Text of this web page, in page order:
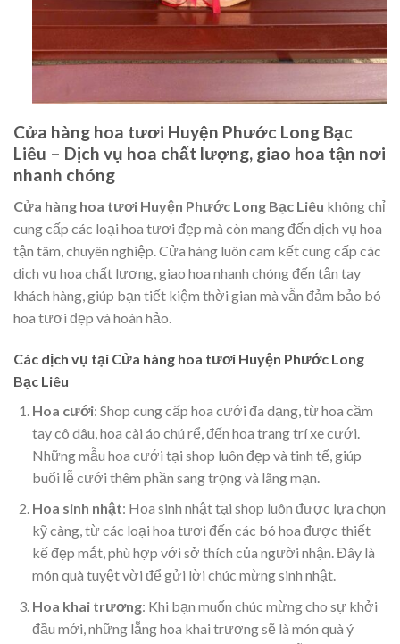
Cửa hàng hoa tươi Huyện Phước Long Bạc
Liêu – Dịch vụ hoa chất lượng, giao hoa tận nơi
nhanh chóng
Cửa hàng hoa tươi Huyện Phước Long Bạc Liêu không chỉ
cung cấp các loại hoa tươi đẹp mà còn mang đến dịch vụ hoa
tận tâm, chuyên nghiệp. Cửa hàng luôn cam kết cung cấp các
dịch vụ hoa chất lượng, giao hoa nhanh chóng đến tận tay
khách hàng, giúp bạn tiết kiệm thời gian mà vẫn đảm bảo bó
hoa tươi đẹp và hoàn hảo.
Các dịch vụ tại Cửa hàng hoa tươi Huyện Phước Long
Bạc Liêu
Hoa cưới: Shop cung cấp hoa cưới đa dạng, từ hoa cầm
tay cô dâu, hoa cài áo chú rể, đến hoa trang trí xe cưới.
Những mẫu hoa cưới tại shop luôn đẹp và tinh tế, giúp
buổi lễ cưới thêm phần sang trọng và lãng mạn.
Hoa sinh nhật: Hoa sinh nhật tại shop luôn được lựa chọn
kỹ càng, từ các loại hoa tươi đến các bó hoa được thiết
kế đẹp mắt, phù hợp với sở thích của người nhận. Đây là
món quà tuyệt vời để gửi lời chúc mừng sinh nhật.
Hoa khai trương: Khi bạn muốn chúc mừng cho sự khởi
đầu mới, những lẵng hoa khai trương sẽ là món quà ý